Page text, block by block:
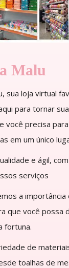
Malu
sua loja virtual
para tornar
você precisa
em um único
e ágil,
serviços
a
que você possa
fortuna.
de
toalhas de